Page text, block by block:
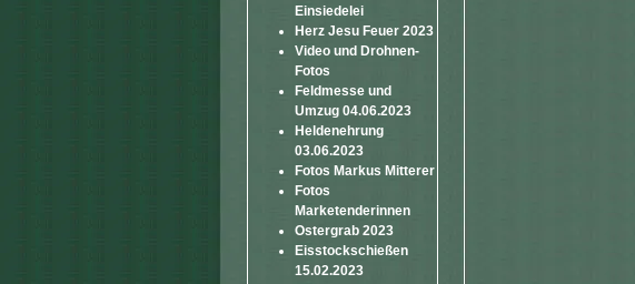
Einsiedelei
Herz Jesu Feuer 2023
Video und Drohnen-
Fotos
Feldmesse und
Umzug 04.06.2023
Heldenehrung
03.06.2023
Fotos Markus Mitterer
Fotos
Marketenderinnen
Ostergrab 2023
Eisstockschießen
15.02.2023